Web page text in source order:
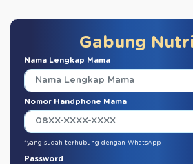
Gabung
Nama Lengkap Mama
Nomor Handphone Mama
*yang sudah terhubung dengan WhatsApp
Password